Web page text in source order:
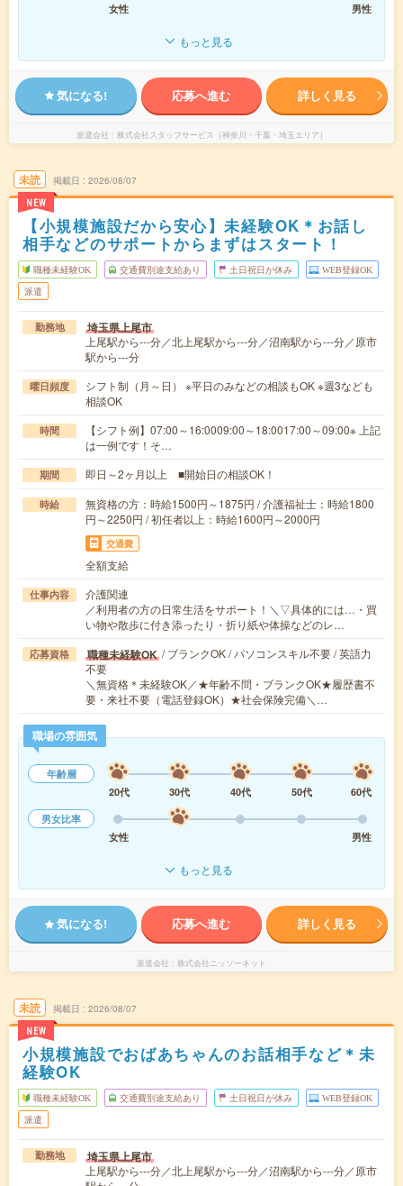
女性
男性
もっと見る
気になる! 応募へ進む 詳しく見る
派遣会社 株式会社スタッフサービス（神奈川・千葉・埼玉エリア）
未読
NEW
掲載日 2026/08/07
【小規模施設だから安心】未経験OK＊お話し
相手などのサポートからまずはスタート！
職種未経験OK 交通費別途支給あり 土日祝日が休み WEB登録OK
派遣
勤務地 埼玉県上尾市
上尾駅から---分／北上尾駅から---分／沼南駅から---分／原市
駅から---分
曜日頻度
シフト制（月～日） ※平日のみなどの相談もOK ※週3なども
相談OK
時間
【シフト例】07:00～16:0009:00～18:0017:00～09:00※ 上記
は一例です！そ…
期間 即日～2ヶ月以上 ■開始日の相談OK！
時給
無資格の方：時給1500円～1875円 / 介護福祉士：時給1800
円～2250円 / 初任者以上：時給1600円～2000円
交通費
全額支給
仕事内容
介護関連
／利用者の方の日常生活をサポート！＼▽具体的には…・買
い物や散歩に付き添ったり・折り紙や体操などのレ…
応募資格 職種未経験OK / ブランクOK / パソコンスキル不要 / 英語力
不要
＼無資格＊未経験OK／★年齢不問・ブランクOK★履歴書不
要・来社不要（電話登録OK）★社会保険完備＼…
職場の雰囲気
年齢層
20代
30代 40代 50代
60代
男女比率
女性
男性
もっと見る
気になる! 応募へ進む 詳しく見る
派遣会社 株式会社ニッソーネット
未読
NEW
掲載日 2026/08/07
小規模施設でおばあちゃんのお話相手など＊未
経験OK
職種未経験OK 交通費別途支給あり 土日祝日が休み WEB登録OK
派遣
勤務地 埼玉県上尾市
上尾駅から---分／北上尾駅から---分／沼南駅から---分／原市